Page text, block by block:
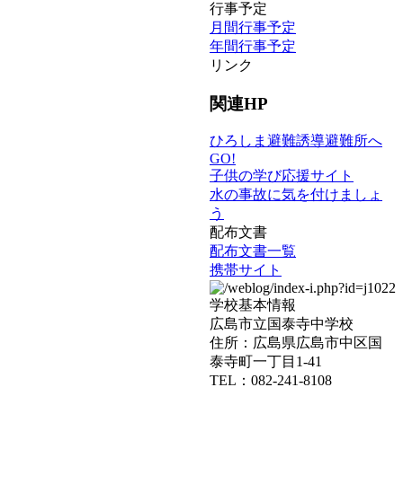
行事予定
月間行事予定
年間行事予定
リンク
関連HP
ひろしま避難誘導避難所へ
GO!
子供の学び応援サイト
水の事故に気を付けましょ
う
配布文書
配布文書一覧
携帯サイト
学校基本情報
広島市立国泰寺中学校
住所：広島県広島市中区国
泰寺町一丁目1-41
TEL：082-241-8108